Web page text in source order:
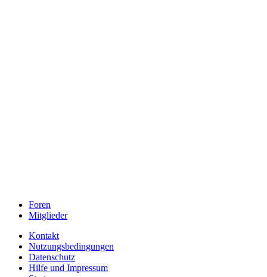
Foren
Mitglieder
Kontakt
Nutzungsbedingungen
Datenschutz
Hilfe und Impressum